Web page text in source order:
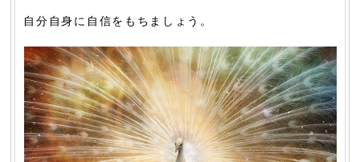
自分自身に自信をもちましょう。